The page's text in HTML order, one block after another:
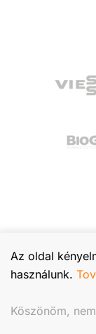
Az oldal
használunk.
Köszönöm, nem
© 2026
Footer